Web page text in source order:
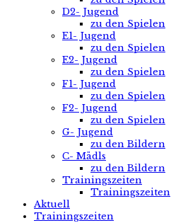
D2- Jugend
zu den Spielen
E1- Jugend
zu den Spielen
E2- Jugend
zu den Spielen
F1- Jugend
zu den Spielen
F2- Jugend
zu den Spielen
G- Jugend
zu den Bildern
C- Mädls
zu den Bildern
Trainingszeiten
Trainingszeiten
Aktuell
Trainingszeiten